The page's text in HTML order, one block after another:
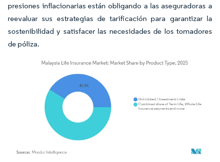
presiones inflacionarias están obligando a las aseguradoras a
reevaluar sus estrategias de tarificación para garantizar la
sostenibilidad y satisfacer las necesidades de los tomadores
de póliza.